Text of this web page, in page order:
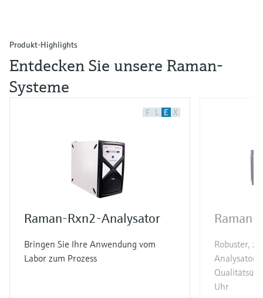
Produkt-Highlights
Entdecken Sie unsere Raman-
Systeme
F L E X
Raman-Rxn2-Analysator
Bringen Sie Ihre Anwendung vom
Labor zum Prozess
Raman-
Robuster,
Analysator
Uhr